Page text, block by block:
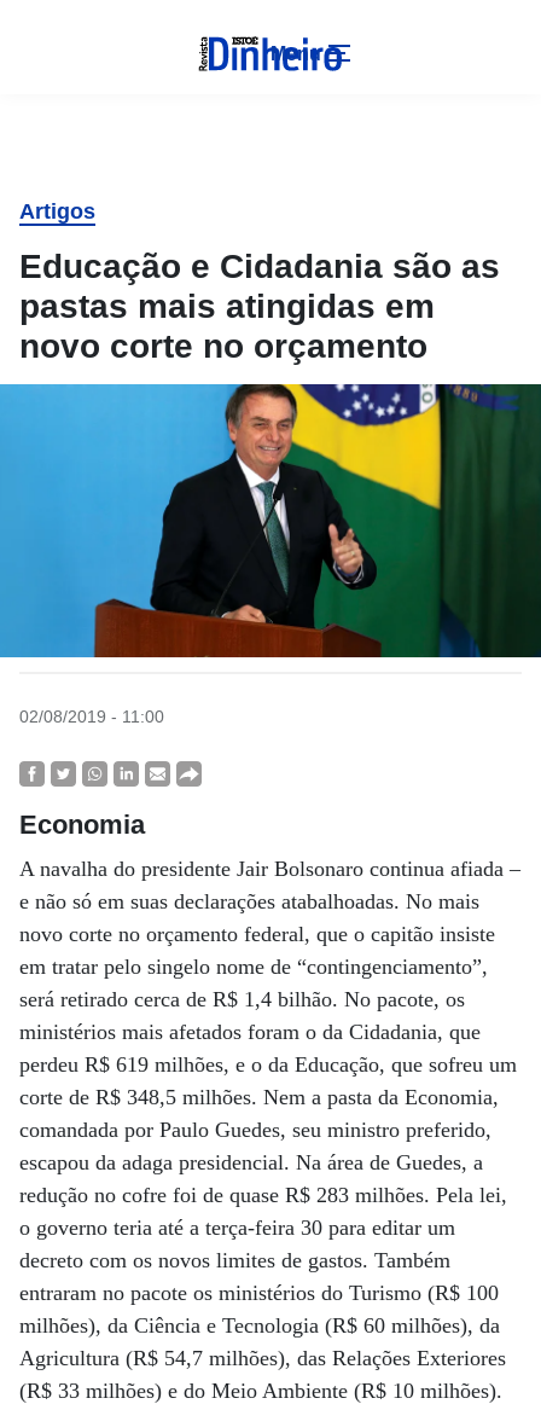
Menu
Artigos
Educação e Cidadania são as
pastas mais atingidas em
novo corte no orçamento
02/08/2019 - 11:00
Economia
A navalha do presidente Jair Bolsonaro continua afiada –
e não só em suas declarações atabalhoadas. No mais
novo corte no orçamento federal, que o capitão insiste
em tratar pelo singelo nome de “contingenciamento”,
será retirado cerca de R$ 1,4 bilhão. No pacote, os
ministérios mais afetados foram o da Cidadania, que
perdeu R$ 619 milhões, e o da Educação, que sofreu um
corte de R$ 348,5 milhões. Nem a pasta da Economia,
comandada por Paulo Guedes, seu ministro preferido,
escapou da adaga presidencial. Na área de Guedes, a
redução no cofre foi de quase R$ 283 milhões. Pela lei,
o governo teria até a terça-feira 30 para editar um
decreto com os novos limites de gastos. Também
entraram no pacote os ministérios do Turismo (R$ 100
milhões), da Ciência e Tecnologia (R$ 60 milhões), da
Agricultura (R$ 54,7 milhões), das Relações Exteriores
(R$ 33 milhões) e do Meio Ambiente (R$ 10 milhões).